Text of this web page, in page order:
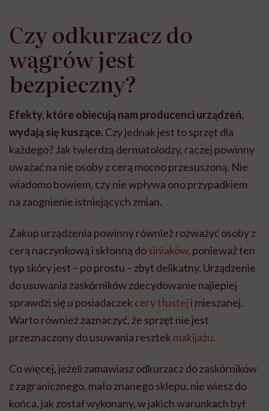
Czy odkurzacz do
wągrów jest
bezpieczny?
Efekty, które obiecują nam producenci urządzeń,
wydają się kuszące. Czy jednak jest to sprzęt dla
każdego? Jak twierdzą dermatolodzy, raczej powinny
uważać na nie osoby z cerą mocno przesuszoną. Nie
wiadomo bowiem, czy nie wpływa ono przypadkiem
na zaognienie istniejących zmian.
Zakup urządzenia powinny również rozważyć osoby z
cerą naczynkową i skłonną dosiniaków, ponieważ ten
typ skóry jest – po prostu – zbyt delikatny. Urządzenie
do usuwania zaskórników zdecydowanie najlepiej
sprawdzi się u posiadaczek cery tłusteji mieszanej.
Warto również zaznaczyć, że sprzęt nie jest
przeznaczony do usuwania resztek makijażu.
Co więcej, jeżeli zamawiasz odkurzacz do zaskórników
z zagranicznego, mało znanego sklepu, nie wiesz do
końca, jak został wykonany, w jakich warunkach był